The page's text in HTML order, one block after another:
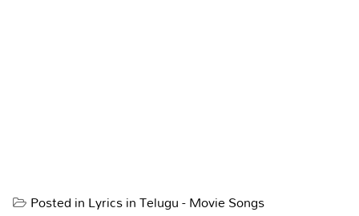
Posted inLyrics in Telugu - Movie Songs